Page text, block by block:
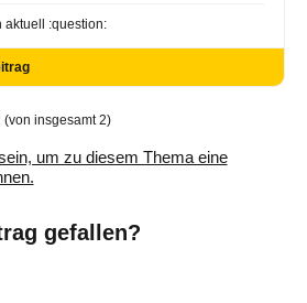
aktuell :question:
insgesamt 2)
um zu diesem Thema eine
gefallen?